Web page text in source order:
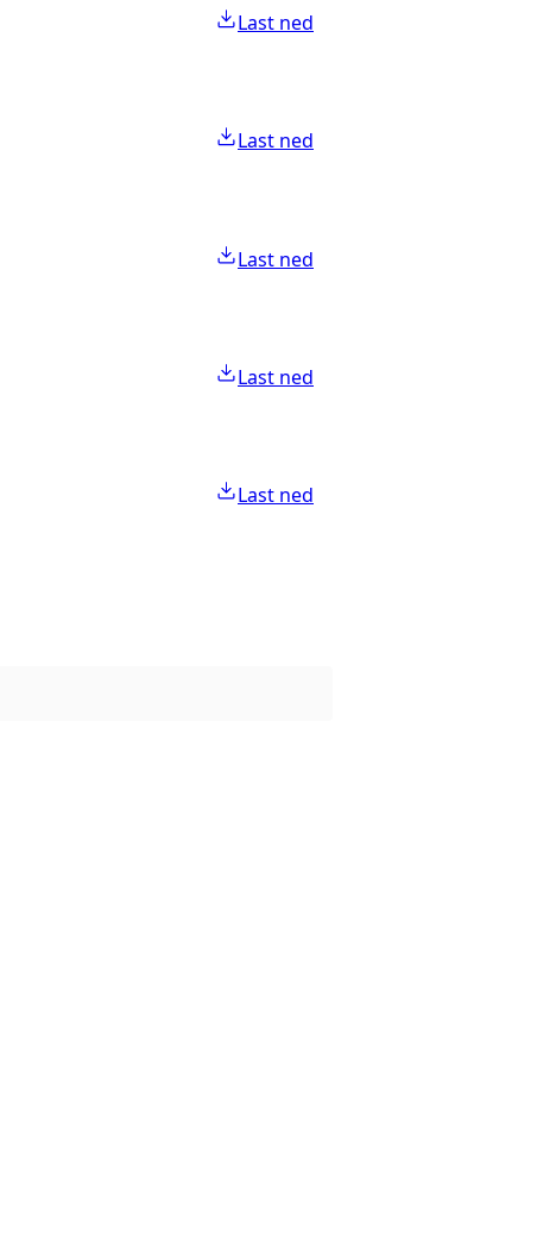
Last ned
Last ned
Last ned
Last ned
Last ned